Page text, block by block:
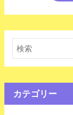
カテゴリー